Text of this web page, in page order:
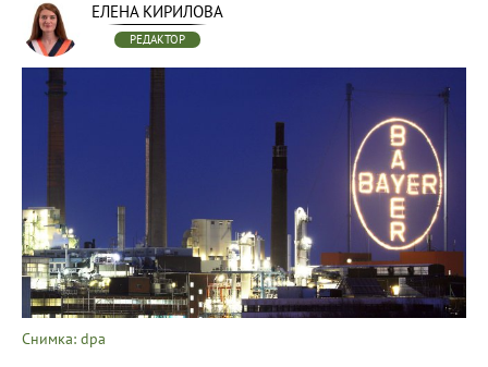
ЕЛЕНА КИРИЛОВА
РЕДАКТОР
Снимка: dpa